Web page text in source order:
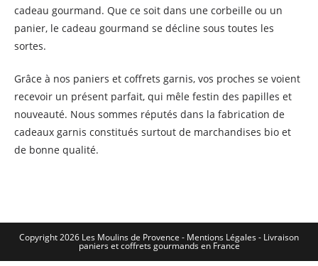
cadeau gourmand. Que ce soit dans une corbeille ou un
panier, le cadeau gourmand se décline sous toutes les
sortes.
Grâce à nos paniers et coffrets garnis, vos proches se voient
recevoir un présent parfait, qui mêle festin des papilles et
nouveauté. Nous sommes réputés dans la fabrication de
cadeaux garnis constitués surtout de marchandises bio et
de bonne qualité.
Copyright 2026 Les Moulins de Provence - Mentions Légales - Livraison
paniers et coffrets gourmands en France